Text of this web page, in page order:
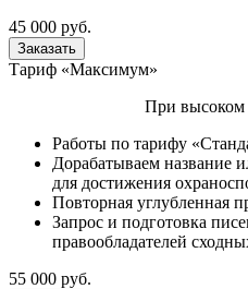
45 000 руб.
Заказать
Тариф «Максимум»
При высоком
Работы по тарифу
Дорабатываем название
для достижения
Повторная углубленная
Запрос и подготовка
правообладателей
55 000 руб.